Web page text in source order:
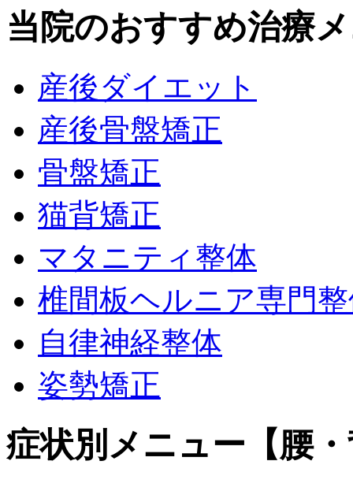
当院のおすすめ治療
産後ダイエット
産後骨盤矯正
骨盤矯正
猫背矯正
マタニティ整体
椎間板ヘルニア専門
自律神経整体
姿勢矯正
症状別メニュー【腰